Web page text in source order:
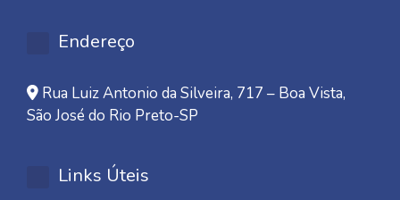
Endereço
Rua Luiz Antonio da Silveira, 717 – Boa Vista,
São José do Rio Preto-SP
Links Úteis